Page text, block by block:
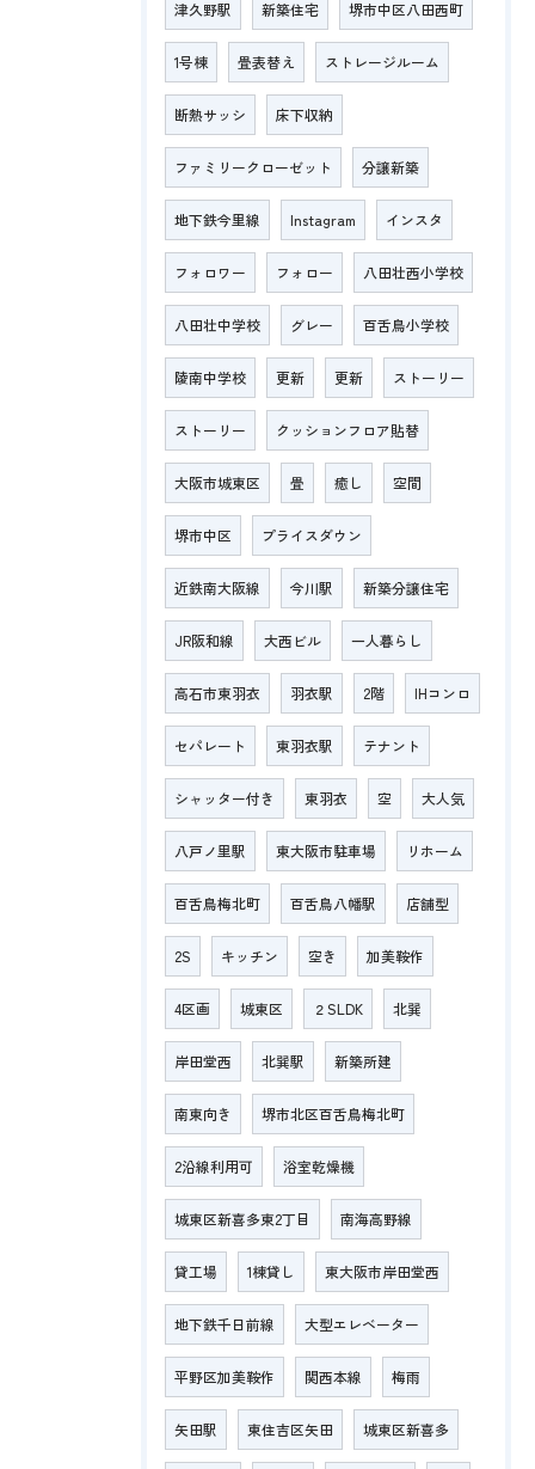
津久野駅 新築住宅 堺市中区八田西町
1号棟 畳表替え ストレージルーム
断熱サッシ 床下収納
ファミリークローゼット 分譲新築
地下鉄今里線 Instagram インスタ
フォロワー フォロー 八田壮西小学校
八田壮中学校 グレー 百舌鳥小学校
陵南中学校 更新 更新 ストーリー
ストーリー クッションフロア貼替
大阪市城東区 畳 癒し 空間
堺市中区 プライスダウン
近鉄南大阪線 今川駅 新築分譲住宅
JR阪和線 大西ビル 一人暮らし
高石市東羽衣 羽衣駅 2階 IHコンロ
セパレート 東羽衣駅 テナント
シャッター付き 東羽衣 空 大人気
八戸ノ里駅 東大阪市駐車場 リホーム
百舌鳥梅北町 百舌鳥八幡駅 店舗型
2S キッチン 空き 加美鞍作
4区画 城東区 ２SLDK 北巽
岸田堂西 北巽駅 新築所建
南東向き 堺市北区百舌鳥梅北町
2沿線利用可 浴室乾燥機
城東区新喜多東2丁目 南海高野線
貸工場 1棟貸し 東大阪市岸田堂西
地下鉄千日前線 大型エレベーター
平野区加美鞍作 関西本線 梅雨
矢田駅 東住吉区矢田 城東区新喜多